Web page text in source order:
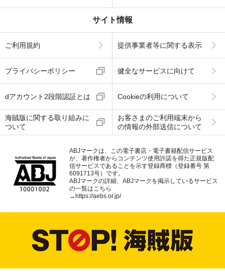
サイト情報
ご利用規約 提供事業者等に関する表示
プライバシーポリシー 健全なサービスに向けて
dアカウント2段階認証とは Cookieの利用について
海賊版に関する取り組みに
ついて
お客さまのご利用端末から
の情報の外部送信について
ABJマークは、この電子書店・電子書籍配信サービス
が、著作権者からコンテンツ使用許諾を得た正規版配
信サービスであることを示す登録商標（登録番号 第
6091713号）です。
ABJマークの詳細、ABJマークを掲示しているサービス
の一覧はこちら
→ https://aebs.or.jp/